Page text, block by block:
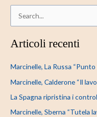
r
a
:
Articoli recenti
Marcinelle, La Russa
Marcinelle, Calderone “Il
La Spagna ripristina i
Marcinelle, Sberna “Tutela